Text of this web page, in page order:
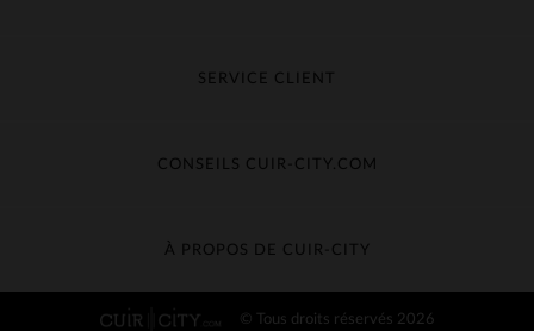
SERVICE CLIENT
Échange & Remboursement
Contacter le service client
CONSEILS CUIR-CITY.COM
Guide des matières
À PROPOS DE CUIR-CITY
© Tous droits réservés 2026